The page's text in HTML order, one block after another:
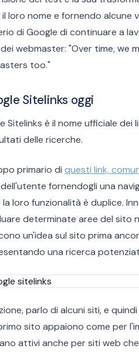
loro nome e fornendo alcune
di Google di continuare a
webmaster: "Over time, we
too."
Sitelinks oggi
Sitelinks è il nome ufficiale
delle ricerche.
primario di questi link,
fornendogli una
loro funzionalità è duplice.
determinate aree del sito
un'idea sul sito prima
una ricerca
parlo di alcuni siti, e
sito appaiono come per
attivi anche per siti web